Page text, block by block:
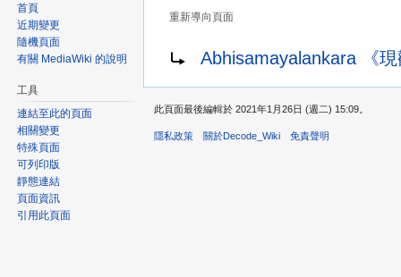
重新導向頁面
導
覽
搜
尋
重新導向至：Abhisamayalankara 《
首頁
近期變更
隨機頁面
有關 MediaWiki 的說明
工具
連結至此的頁面
相關變更
特殊頁面
可列印版
靜態連結
頁面資訊
引用此頁面
此頁面最後編輯於 2021年1月26日 (週二) 15:09。
隱私政策 關於Decode_Wiki 免責聲明